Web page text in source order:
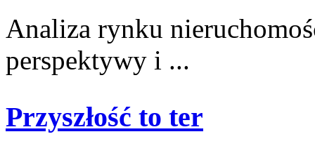
Analiza rynku
perspektywy i ...
Przyszłość to ter